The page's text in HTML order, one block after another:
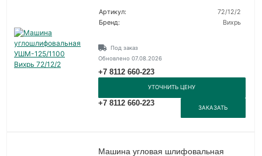
Артикул:
72/12/2
Бренд:
Вихрь
Под заказ
Обновлено 07.08.2026
+7 8112 660-223
УТОЧНИТЬ ЦЕНУ
+7 8112 660-223
ЗАКАЗАТЬ
Машина угловая шлифовальная